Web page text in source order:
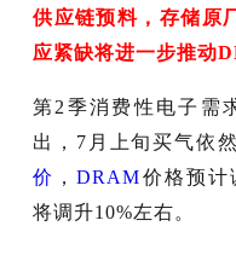
供应链预料，存储原
应紧缺将进一步推动
第2季消费性电子需
出，7月上旬买气依
价 ，DRAM价格预计
将调升10%左右。